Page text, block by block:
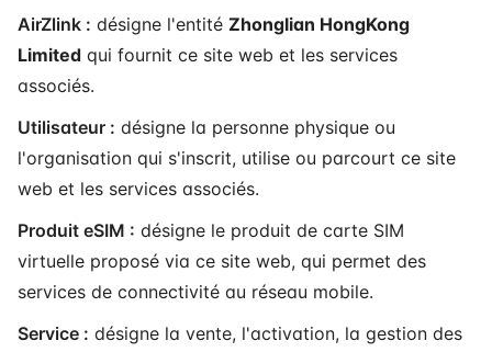
AirZlink : désigne l'entité Zhonglian HongKong
Limited qui fournit ce site web et les services
associés.
Utilisateur : désigne la personne physique ou
l'organisation qui s'inscrit, utilise ou parcourt ce site
web et les services associés.
Produit eSIM : désigne le produit de carte SIM
virtuelle proposé via ce site web, qui permet des
services de connectivité au réseau mobile.
Service : désigne la vente, l'activation, la gestion des